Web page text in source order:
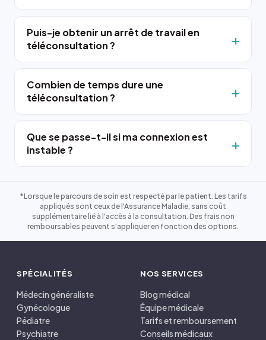
Puis-je obtenir un arrêt de travail en
téléconsultation ?
Combien de temps dure une
téléconsultation ?
Que se passe-t-il si ma connexion est
instable ?
*Lorsque le parcours de soin est respecté par le patient. Les tarifs
appliqués sont ceux de l'Assurance Maladie, sans coût
supplémentaire lié à l'accès à la consultation. Des frais non
remboursables peuvent s'appliquer en fonction des options.
SPÉCIALITÉS
Médecin généraliste
Gynécologue
Pédiatre
Psychiatre
NOS SERVICES
Blog médical
Équipe médicale
Tarifs et remboursement
Conseils médicaux